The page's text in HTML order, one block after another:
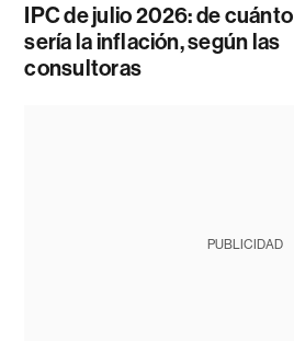
IPC de julio 2026: de cuánto
sería la inflación, según las
consultoras
PUBLICIDAD